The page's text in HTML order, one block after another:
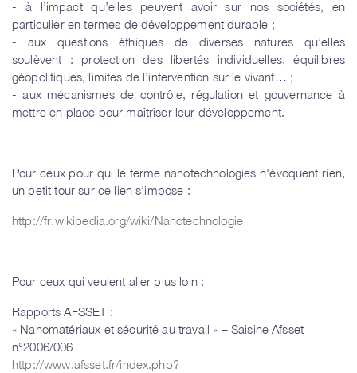
- à l’impact qu’elles peuvent avoir sur nos sociétés, en
particulier en termes de développement durable ;
- aux questions éthiques de diverses natures qu’elles
soulèvent : protection des libertés individuelles, équilibres
géopolitiques, limites de l’intervention sur le vivant… ;
- aux mécanismes de contrôle, régulation et gouvernance à
mettre en place pour maîtriser leur développement.
Pour ceux pour qui le terme nanotechnologies n'évoquent rien,
un petit tour sur ce lien s'impose :
http://fr.wikipedia.org/wiki/Nanotechnologie
Pour ceux qui veulent aller plus loin :
Rapports AFSSET :
« Nanomatériaux et sécurité au travail » – Saisine Afsset
n°2006/006
http://www.afsset.fr/index.php?